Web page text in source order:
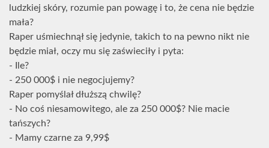
ludzkiej skóry, rozumie pan powagę i to, że cena nie będzie
mała?
Raper uśmiechnął się jedynie, takich to na pewno nikt nie
będzie miał, oczy mu się zaświeciły i pyta:
- Ile?
- 250 000$ i nie negocjujemy?
Raper pomyślał dłuższą chwilę?
- No coś niesamowitego, ale za 250 000$? Nie macie
tańszych?
- Mamy czarne za 9,99$